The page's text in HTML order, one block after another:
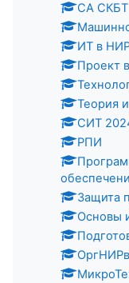
СА СКБТ
ИТ в
Проект
Теория
СИТ
РПИ
Защита
Основы